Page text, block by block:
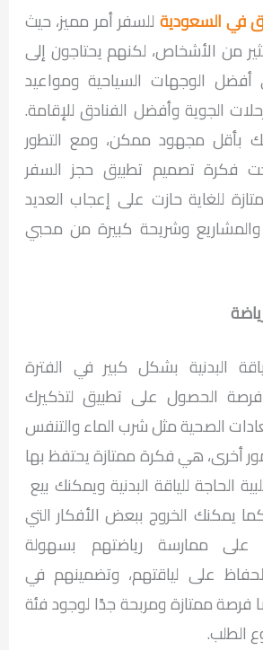
في السعودية للسفر أمر مميز، حيث
من الأشخاص، لكنهم يحتاجون إلى
أفضل الوجهات السياحية ومواعيد
الجوية وأفضل الفنادق للإقامة.
بأقل مجهود ممكن، ومع التطور
فكرة تصميم تطبيق حجز السفر
للغاية حازت على إعجاب العديد
وشريحة كبيرة من محبي
البدنية بشكل كبير في الفترة
فرصة الحصول على تطبيق لتذكيرك
الصحية مثل شرب الماء والتنفس
أخرى، هي فكرة ممتازة يحتفظ بها
الحاجة للياقة البدنية ويمكنك بيع
يمكنك الخروج ببعض الأفكار التي
على ممارسة رياضتهم بسهولة
على لياقتهم، وتضمينهم في
ممتازة ومربحة جدًا لوجود فئة
الطلب.